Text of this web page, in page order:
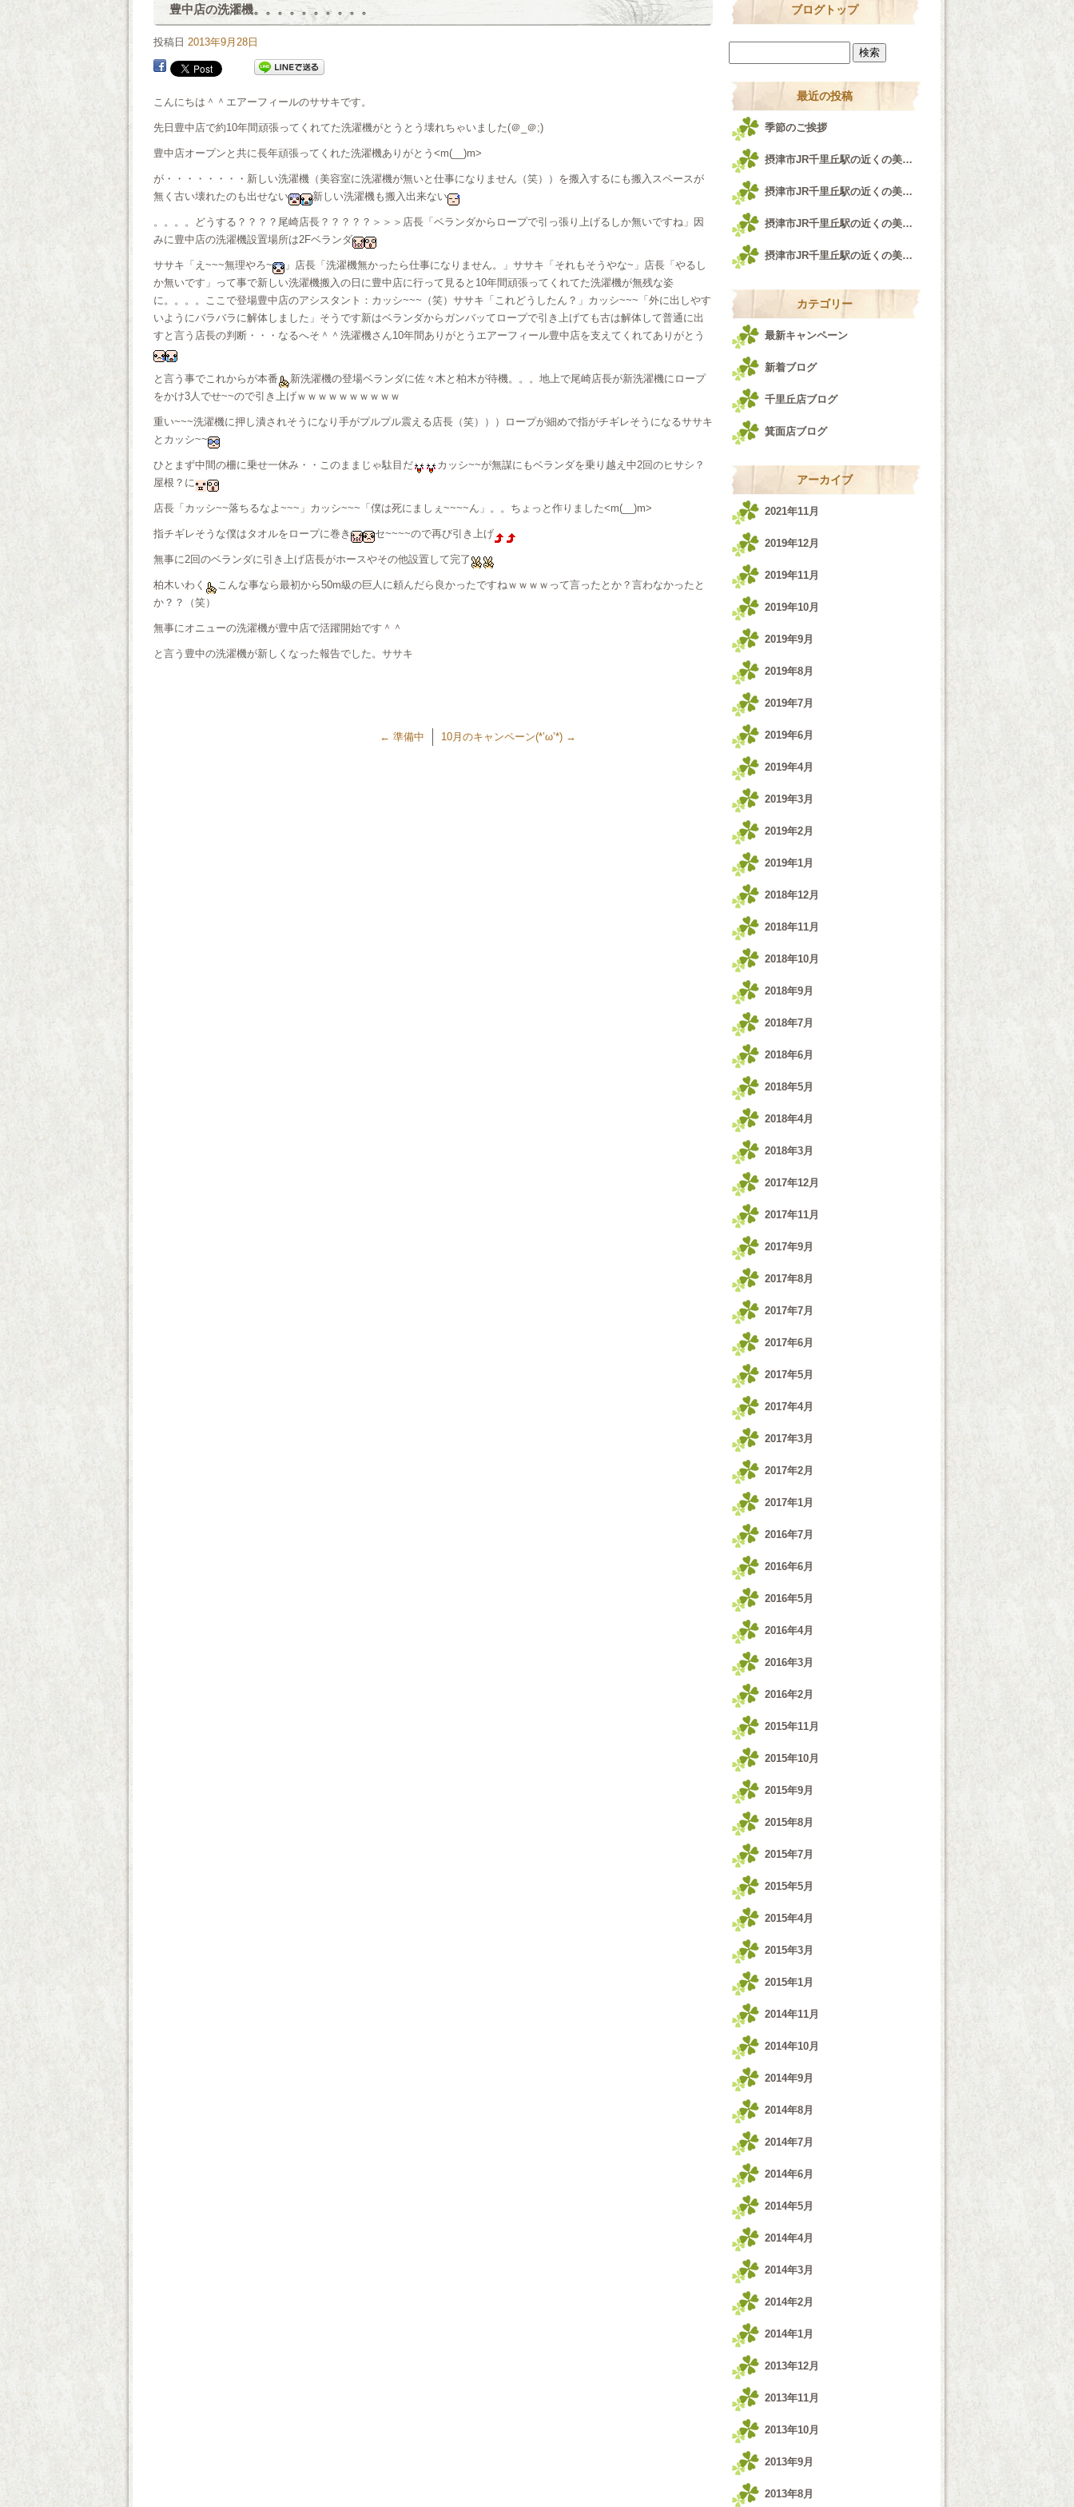
豊中店の洗濯機。。。。。。。。。。
投稿日 2013年9月28日
こんにちは＾＾エアーフィールのササキです。
先日豊中店で約10年間頑張ってくれてた洗濯機がとうとう壊れちゃいました(＠_＠;)
豊中店オープンと共に長年頑張ってくれた洗濯機ありがとう<m(__)m>
が・・・・・・・・新しい洗濯機（美容室に洗濯機が無いと仕事になりません（笑））を搬入するにも搬入スペースが
無く古い壊れたのも出せない
新しい洗濯機も搬入出来ない
。。。。どうする？？？？尾崎店長？？？？？＞＞＞店長「ベランダからロープで引っ張り上げるしか無いですね」因
みに豊中店の洗濯機設置場所は2Fベランダ
ササキ「え~~~無理やろ~
」店長「洗濯機無かったら仕事になりません。」ササキ「それもそうやな~」店長「やるし
か無いです」って事で新しい洗濯機搬入の日に豊中店に行って見ると10年間頑張ってくれてた洗濯機が無残な姿
に。。。。ここで登場豊中店のアシスタント：カッシ~~~（笑）ササキ「これどうしたん？」カッシ~~~「外に出しやす
いようにバラバラに解体しました」そうです新はベランダからガンバッてロープで引き上げても古は解体して普通に出
すと言う店長の判断・・・なるへそ＾＾洗濯機さん10年間ありがとうエアーフィール豊中店を支えてくれてありがとう
と言う事でこれからが本番
新洗濯機の登場ベランダに佐々木と柏木が待機。。。地上で尾崎店長が新洗濯機にロープ
をかけ3人でせ~~ので引き上げｗｗｗｗｗｗｗｗｗｗ
重い~~~洗濯機に押し潰されそうになり手がプルプル震える店長（笑）））ロープが細めで指がチギレそうになるササキ
とカッシ~~
ひとまず中間の柵に乗せ一休み・・このままじゃ駄目だ
カッシ~~が無謀にもベランダを乗り越え中2回のヒサシ？
屋根？に
店長「カッシ~~落ちるなよ~~~」カッシ~~~「僕は死にましぇ~~~~ん」。。ちょっと作りました<m(__)m>
指チギレそうな僕はタオルをロープに巻き セ~~~~ので再び引き上げ
無事に2回のベランダに引き上げ店長がホースやその他設置して完了
柏木いわく
こんな事なら最初から50m級の巨人に頼んだら良かったですねｗｗｗｗって言ったとか？言わなかったと
か？？（笑）
無事にオニューの洗濯機が豊中店で活躍開始です＾＾
と言う豊中の洗濯機が新しくなった報告でした。ササキ
← 準備中 10月のキャンペーン(*’ω’*) →
ブログトップ
最近の投稿
季節のご挨拶
摂津市JR千里丘駅の近くの美容室airfeel千里丘店♪
摂津市JR千里丘駅の近くの美容室airfeel千里丘店！！！
摂津市JR千里丘駅の近くの美容室airfeel千里丘店♪
摂津市JR千里丘駅の近くの美容室airfeel千里丘店♪
カテゴリー
最新キャンペーン
新着ブログ
千里丘店ブログ
箕面店ブログ
アーカイブ
2021年11月
2019年12月
2019年11月
2019年10月
2019年9月
2019年8月
2019年7月
2019年6月
2019年4月
2019年3月
2019年2月
2019年1月
2018年12月
2018年11月
2018年10月
2018年9月
2018年7月
2018年6月
2018年5月
2018年4月
2018年3月
2017年12月
2017年11月
2017年9月
2017年8月
2017年7月
2017年6月
2017年5月
2017年4月
2017年3月
2017年2月
2017年1月
2016年7月
2016年6月
2016年5月
2016年4月
2016年3月
2016年2月
2015年11月
2015年10月
2015年9月
2015年8月
2015年7月
2015年5月
2015年4月
2015年3月
2015年1月
2014年11月
2014年10月
2014年9月
2014年8月
2014年7月
2014年6月
2014年5月
2014年4月
2014年3月
2014年2月
2014年1月
2013年12月
2013年11月
2013年10月
2013年9月
2013年8月